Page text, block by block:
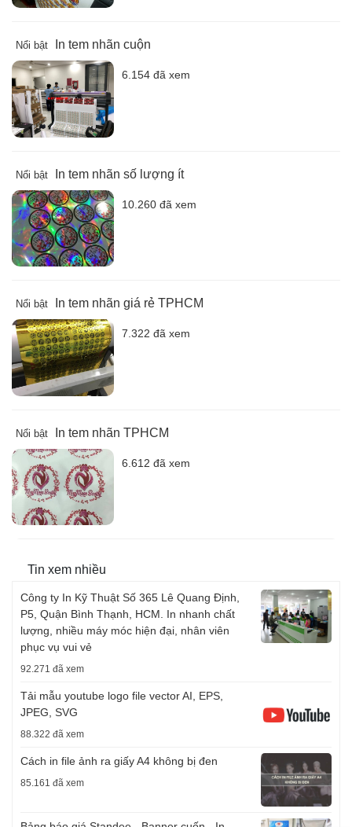
Nổi bật In tem nhãn cuộn
6.154 đã xem
Nổi bật In tem nhãn số lượng ít
10.260 đã xem
Nổi bật In tem nhãn giá rẻ TPHCM
7.322 đã xem
Nổi bật In tem nhãn TPHCM
6.612 đã xem
Tin xem nhiều
Công ty In Kỹ Thuật Số 365 Lê Quang Định,
P5, Quận Bình Thạnh, HCM. In nhanh chất
lượng, nhiều máy móc hiện đại, nhân viên
phục vụ vui vẻ
92.271 đã xem
Tải mẫu youtube logo file vector AI, EPS,
JPEG, SVG
88.322 đã xem
Cách in file ảnh ra giấy A4 không bị đen
85.161 đã xem